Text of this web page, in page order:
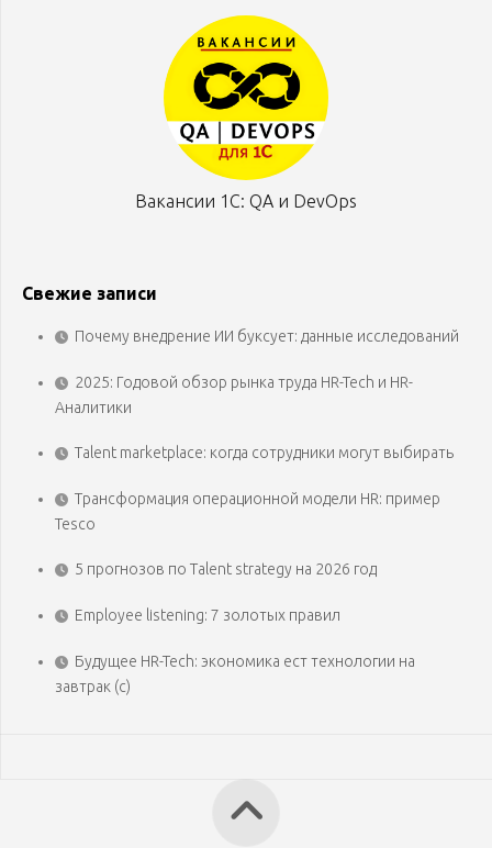
Вакансии 1С: QA и DevOps
Свежие записи
Почему внедрение ИИ буксует: данные исследований
2025: Годовой обзор рынка труда HR-Tech и HR-
Аналитики
Talent marketplace: когда сотрудники могут выбирать
Трансформация операционной модели HR: пример
Tesco
5 прогнозов по Talent strategy на 2026 год
Employee listening: 7 золотых правил
Будущее HR-Tech: экономика ест технологии на
завтрак (с)